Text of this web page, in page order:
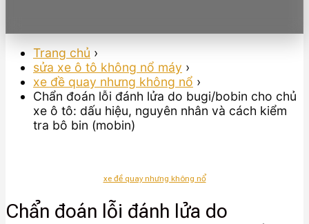
Trang chủ ›
sửa xe ô tô không nổ máy ›
xe đề quay nhưng không nổ ›
Chẩn đoán lỗi đánh lửa do bugi/bobin cho chủ
xe ô tô: dấu hiệu, nguyên nhân và cách kiểm
tra bô bin (mobin)
xe đề quay nhưng không nổ
Chẩn đoán lỗi đánh lửa do